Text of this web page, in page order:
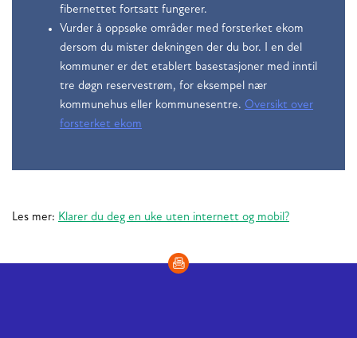
fibernettet fortsatt fungerer.
Vurder å oppsøke områder med forsterket ekom
dersom du mister dekningen der du bor. I en del
kommuner er det etablert basestasjoner med inntil
tre døgn reservestrøm, for eksempel nær
kommunehus eller kommunesentre. Oversikt over
forsterket ekom
Les mer: Klarer du deg en uke uten internett og mobil?